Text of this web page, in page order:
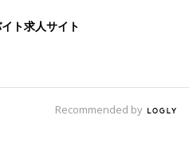
ト求人サイト
Recommended by